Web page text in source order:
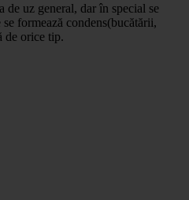
de uz general, dar în special se
formează condens(bucătării,
de orice tip.